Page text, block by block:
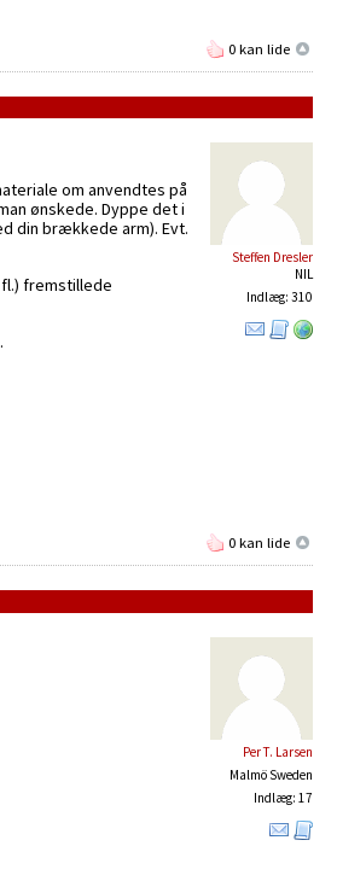
0 kan lide
Steffen Dresler
NIL
Indlæg: 310
om anvendtes på
ønskede. Dyppe det i
din brækkede arm). Evt.
fremstillede
0 kan lide
Per T. Larsen
Malmö Sweden
Indlæg: 17